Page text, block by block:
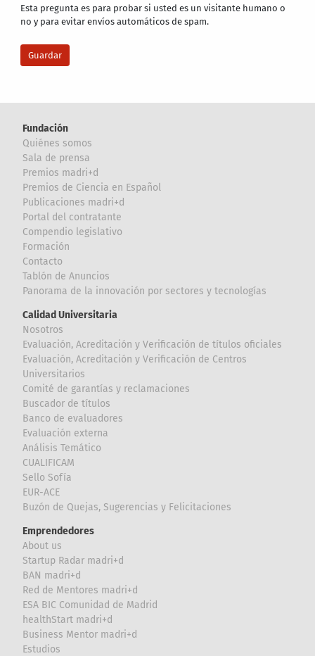
Esta pregunta es para probar si usted es un visitante humano o
no y para evitar envíos automáticos de spam.
Fundación
Quiénes somos
Sala de prensa
Premios madri+d
Premios de Ciencia en Español
Publicaciones madri+d
Portal del contratante
Compendio legislativo
Formación
Contacto
Tablón de Anuncios
Panorama de la innovación por sectores y tecnologías
Calidad Universitaria
Nosotros
Evaluación, Acreditación y Verificación de títulos oficiales
Evaluación, Acreditación y Verificación de Centros
Universitarios
Comité de garantías y reclamaciones
Buscador de títulos
Banco de evaluadores
Evaluación externa
Análisis Temático
CUALIFICAM
Sello Sofía
EUR-ACE
Buzón de Quejas, Sugerencias y Felicitaciones
Emprendedores
About us
Startup Radar madri+d
BAN madri+d
Red de Mentores madri+d
ESA BIC Comunidad de Madrid
healthStart madri+d
Business Mentor madri+d
Estudios